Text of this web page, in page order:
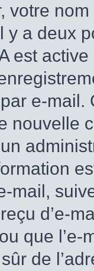
votre
y a deux
est
e-
nouvelle
mail,
d’e-
que
de